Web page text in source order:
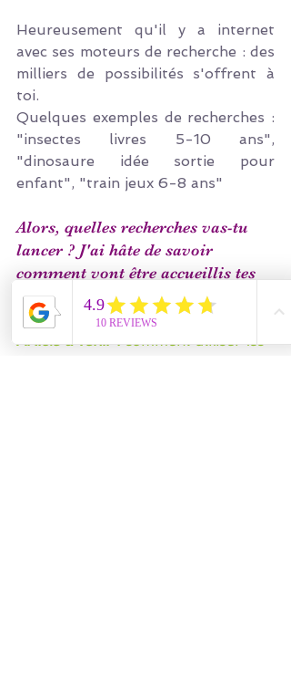
Heureusement qu'il y a internet
avec ses moteurs de recherche : des
milliers de possibilités s'offrent à
toi.
Quelques exemples de recherches :
"insectes livres 5-10 ans",
"dinosaure idée sortie pour
enfant", "train jeux 6-8 ans"
Alors, quelles recherches vas-tu
lancer ? J'ai hâte de savoir
comment vont être accueillis tes
cadeaux !
Article à venir : comment utiliser les